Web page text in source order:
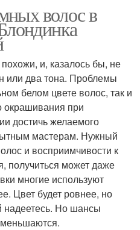
волос в
и, казалось бы, не
или два тона. Проблемы
белом цвете волос, так и
окрашивания при
достичь желаемого
мастерам. Нужный
и восприимчивости к
получиться может даже
многие используют
Цвет будет ровнее, но
надеетесь. Но шансы